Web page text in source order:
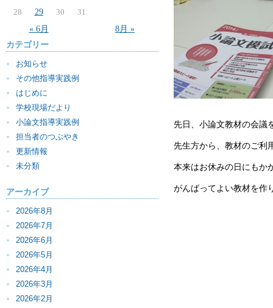
« 6月 8月 »
28
29 30 31
カテゴリー
お知らせ
その他指導実践例
はじめに
学校現場だより
小論文指導実践例
担当者のつぶやき
更新情報
未分類
アーカイブ
2026年8月
2026年7月
2026年6月
2026年5月
2026年4月
2026年3月
2026年2月
先日、小論文教材の会議
先生方から、教材のご利
本来はお休みの日にもか
がんばってよい教材を作